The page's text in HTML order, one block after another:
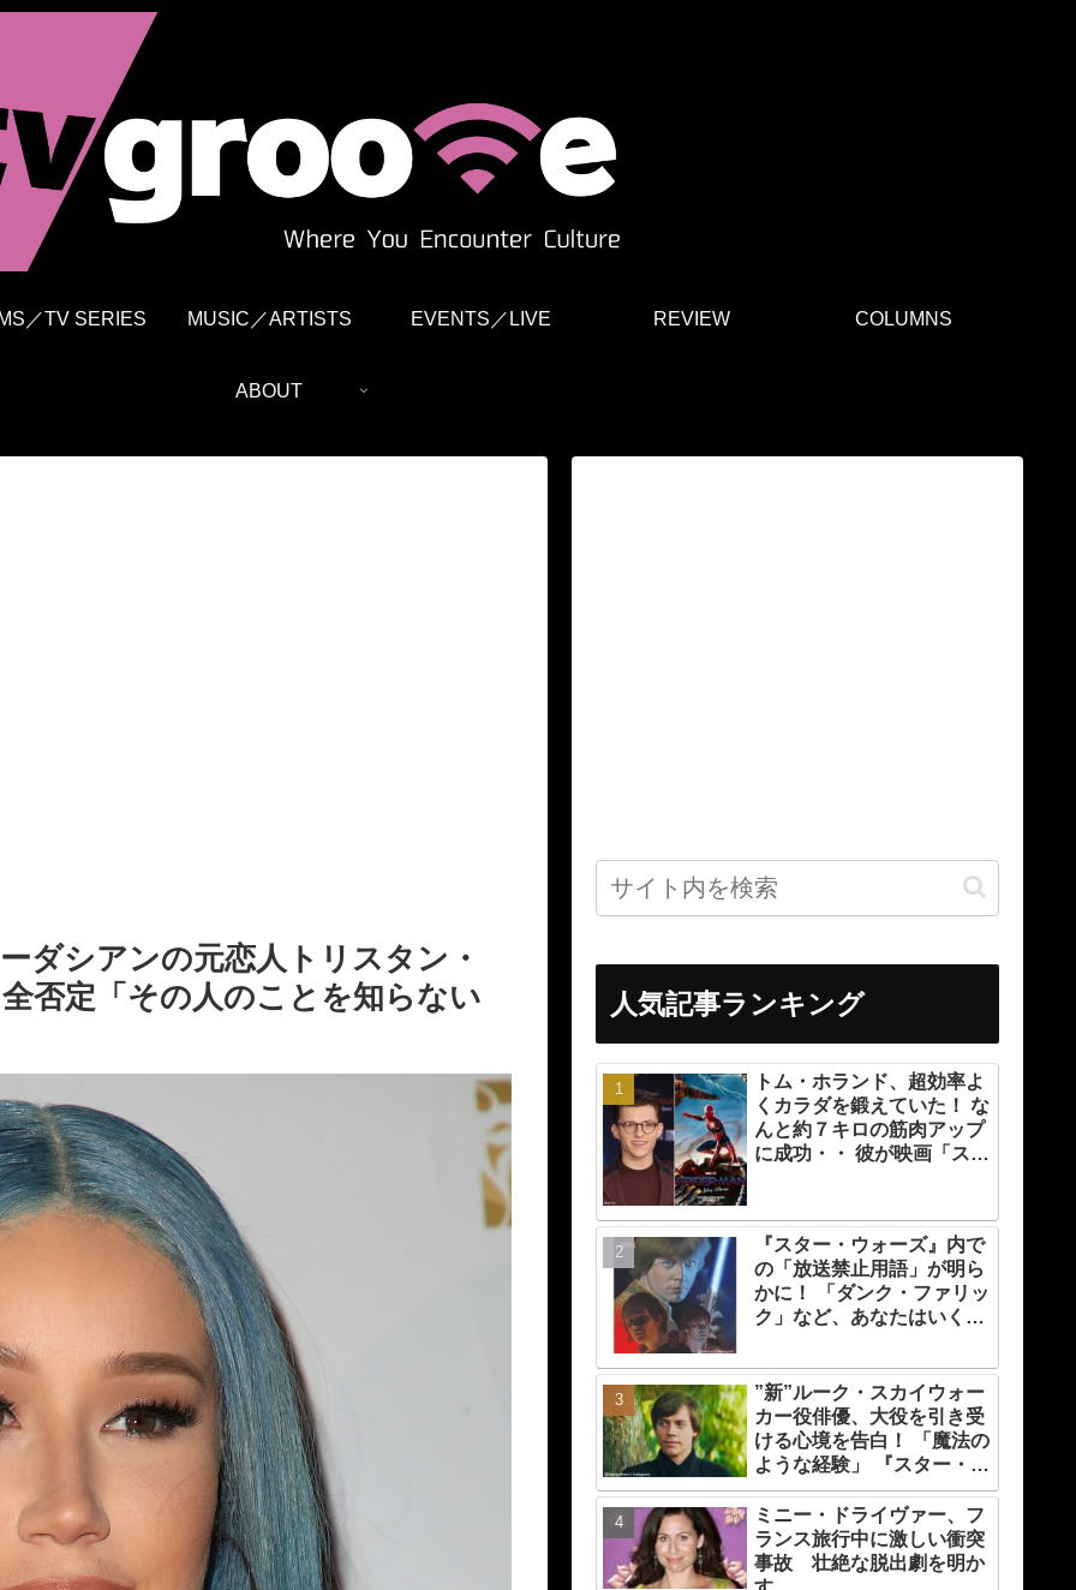
／TV SERIES MUSIC／ARTISTS EVENTS／LIVE REVIEW COLUMNS
ABOUT
ダシアンの元恋人トリスタン・
否定「その人のことを知らない
人気記事ランキング
トム・ホランド、超効率よ
くカラダを鍛えていた！ な
んと約７キロの筋肉アップ
に成功・・ 彼が映画「スパ
法とは？
『スター・ウォーズ』内で
の「放送禁止用語」が明ら
かに！ 「ダンク・ファリッ
ク」など、あなたはいくつ
”新”ルーク・スカイウォー
カー役俳優、大役を引き受
ける心境を告白！ 「魔法の
ような経験」 『スター・ウ
ォーズ』の一員になれたこ
とによろこび爆発
ミニー・ドライヴァー、フ
ランス旅行中に激しい衝突
事故 壮絶な脱出劇を明か